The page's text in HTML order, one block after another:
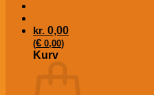
kr. 0,00
(€ 0,00)
Kurv